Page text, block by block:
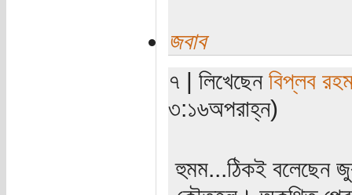
জবাব
৭ | লিখেছেন বিপ্লব
৩:১৬অপরাহ্ন)
হুমম...ঠিকই বলেছেন